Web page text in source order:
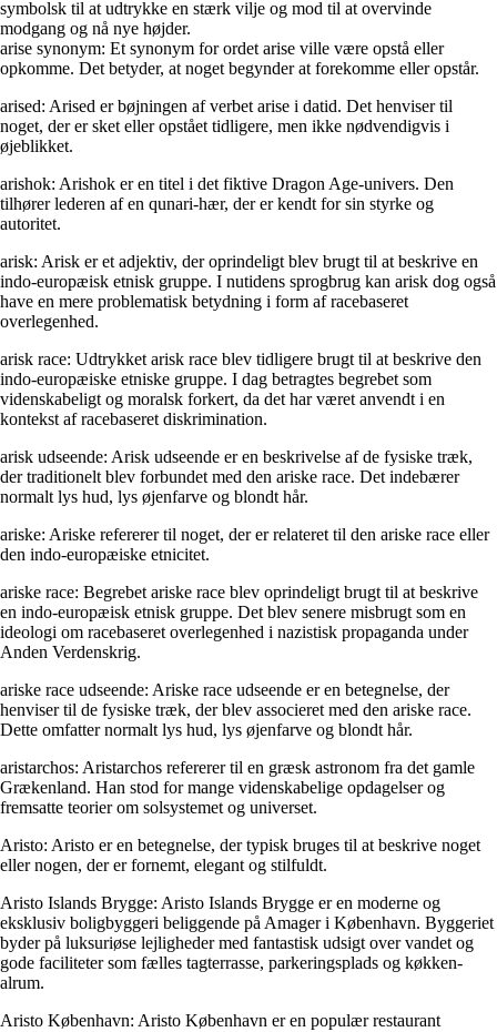
symbolsk til at udtrykke en stærk vilje og mod til at overvinde
modgang og nå nye højder.
arise synonym: Et synonym for ordet arise ville være opstå eller
opkomme. Det betyder, at noget begynder at forekomme eller opstår.
arised: Arised er bøjningen af verbet arise i datid. Det henviser til
noget, der er sket eller opstået tidligere, men ikke nødvendigvis i
øjeblikket.
arishok: Arishok er en titel i det fiktive Dragon Age-univers. Den
tilhører lederen af en qunari-hær, der er kendt for sin styrke og
autoritet.
arisk: Arisk er et adjektiv, der oprindeligt blev brugt til at beskrive en
indo-europæisk etnisk gruppe. I nutidens sprogbrug kan arisk dog også
have en mere problematisk betydning i form af racebaseret
overlegenhed.
arisk race: Udtrykket arisk race blev tidligere brugt til at beskrive den
indo-europæiske etniske gruppe. I dag betragtes begrebet som
videnskabeligt og moralsk forkert, da det har været anvendt i en
kontekst af racebaseret diskrimination.
arisk udseende: Arisk udseende er en beskrivelse af de fysiske træk,
der traditionelt blev forbundet med den ariske race. Det indebærer
normalt lys hud, lys øjenfarve og blondt hår.
ariske: Ariske refererer til noget, der er relateret til den ariske race eller
den indo-europæiske etnicitet.
ariske race: Begrebet ariske race blev oprindeligt brugt til at beskrive
en indo-europæisk etnisk gruppe. Det blev senere misbrugt som en
ideologi om racebaseret overlegenhed i nazistisk propaganda under
Anden Verdenskrig.
ariske race udseende: Ariske race udseende er en betegnelse, der
henviser til de fysiske træk, der blev associeret med den ariske race.
Dette omfatter normalt lys hud, lys øjenfarve og blondt hår.
aristarchos: Aristarchos refererer til en græsk astronom fra det gamle
Grækenland. Han stod for mange videnskabelige opdagelser og
fremsatte teorier om solsystemet og universet.
Aristo: Aristo er en betegnelse, der typisk bruges til at beskrive noget
eller nogen, der er fornemt, elegant og stilfuldt.
Aristo Islands Brygge: Aristo Islands Brygge er en moderne og
eksklusiv boligbyggeri beliggende på Amager i København. Byggeriet
byder på luksuriøse lejligheder med fantastisk udsigt over vandet og
gode faciliteter som fælles tagterrasse, parkeringsplads og køkken-
alrum.
Aristo København: Aristo København er en populær restaurant